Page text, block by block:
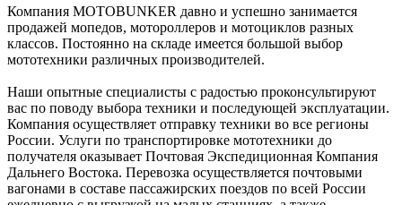
Компания MOTOBUNKER давно и успешно занимается
продажей мопедов, мотороллеров и мотоциклов разных
классов. Постоянно на складе имеется большой выбор
мототехники различных производителей.
Наши опытные специалисты с радостью проконсультируют
вас по поводу выбора техники и последующей эксплуатации.
Компания осуществляет отправку техники во все регионы
России. Услуги по транспортировке мототехники до
получателя оказывает Почтовая Экспедиционная Компания
Дальнего Востока. Перевозка осуществляется почтовыми
вагонами в составе пассажирских поездов по всей России